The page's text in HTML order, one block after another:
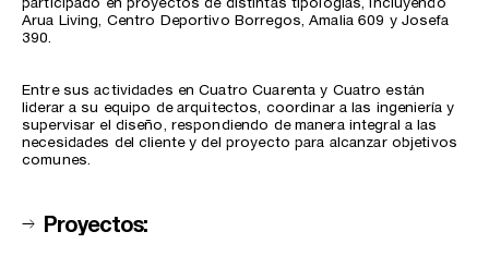
Arua Living, Centro Deportivo Borregos, Amalia 609 y Josefa
390.
Entre sus actividades en Cuatro Cuarenta y Cuatro están
liderar a su equipo de arquitectos, coordinar a las ingeniería y
supervisar el diseño, respondiendo de manera integral a las
necesidades del cliente y del proyecto para alcanzar objetivos
comunes.
→ Proyectos: